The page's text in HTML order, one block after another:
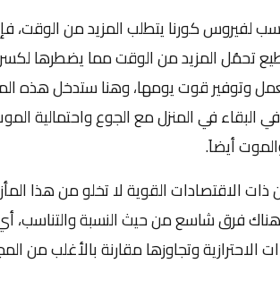
لفيروس كورنا يتطلب المزيد من الوقت،
تحمُل المزيد من الوقت مما يضطرها لكسر
وتوفير قوت يومها، وهنا ستدخل هذه
البقاء في المنزل مع الجوع واحتمالية
أيضاَ.
ذات الاقتصادات القوية لا تخلو من هذا
فرق شاسع من حيث النسبة والتناسب،
الاحترازية وتجاوزها مقارنة بالأغلب من